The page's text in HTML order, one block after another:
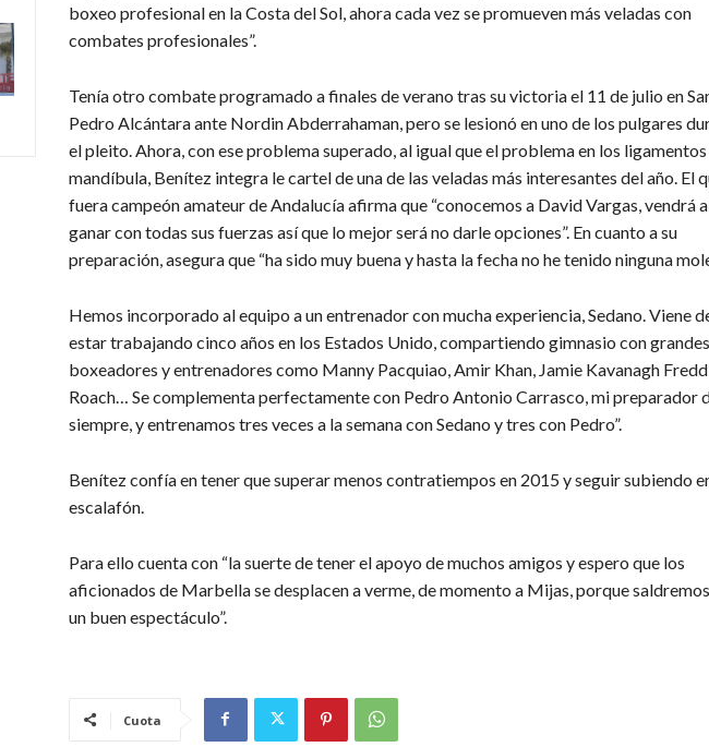
boxeo profesional en la Costa del Sol, ahora cada vez se promueven más veladas con
combates profesionales”.
Tenía otro combate programado a finales de verano tras su victoria el 11 de julio en
Pedro Alcántara ante Nordin Abderrahaman, pero se lesionó en uno de los pulgares
el pleito. Ahora, con ese problema superado, al igual que el problema en los ligamentos
mandíbula, Benítez integra le cartel de una de las veladas más interesantes del año. El
fuera campeón amateur de Andalucía afirma que “conocemos a David Vargas, vendrá a
ganar con todas sus fuerzas así que lo mejor será no darle opciones”. En cuanto a su
preparación, asegura que “ha sido muy buena y hasta la fecha no he tenido ninguna
Hemos incorporado al equipo a un entrenador con mucha experiencia, Sedano. Viene
estar trabajando cinco años en los Estados Unido, compartiendo gimnasio con grandes
boxeadores y entrenadores como Manny Pacquiao, Amir Khan, Jamie Kavanagh
Roach… Se complementa perfectamente con Pedro Antonio Carrasco, mi preparador
siempre, y entrenamos tres veces a la semana con Sedano y tres con Pedro”.
Benítez confía en tener que superar menos contratiempos en 2015 y seguir subiendo
escalafón.
Para ello cuenta con “la suerte de tener el apoyo de muchos amigos y espero que los
aficionados de Marbella se desplacen a verme, de momento a Mijas, porque
un buen espectáculo”.
Cuota